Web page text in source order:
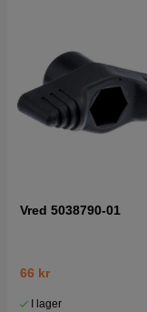
Vred 5038790-01
66 kr
I lager